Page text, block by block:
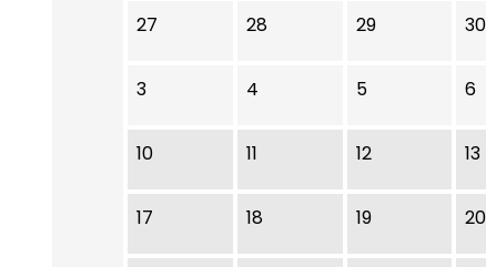
No hay ninguna actividad este mes
27 28 29 30
3 4 5 6
10 11 12 13
17 18 19 20